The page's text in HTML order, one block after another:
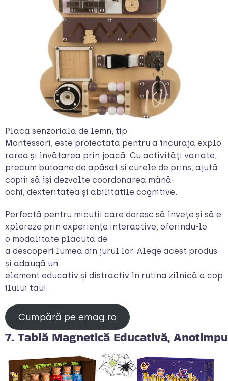
Placă senzorială de lemn, tip
Montessori, este proiectată pentru a încuraja explo
rarea și învățarea prin joacă. Cu activități variate,
precum butoane de apăsat și curele de prins, ajută
copiii să își dezvolte coordonarea mână-
ochi, dexteritatea și abilitățile cognitive.
Perfectă pentru micuții care doresc să învețe și să e
xploreze prin experiențe interactive, oferindu-le
o modalitate plăcută de
a descoperi lumea din jurul lor. Alege acest produs
și adaugă un
element educativ și distractiv în rutina zilnică a cop
ilului tău!
Cumpără pe emag.ro
7. Tablă Magnetică Educativă,